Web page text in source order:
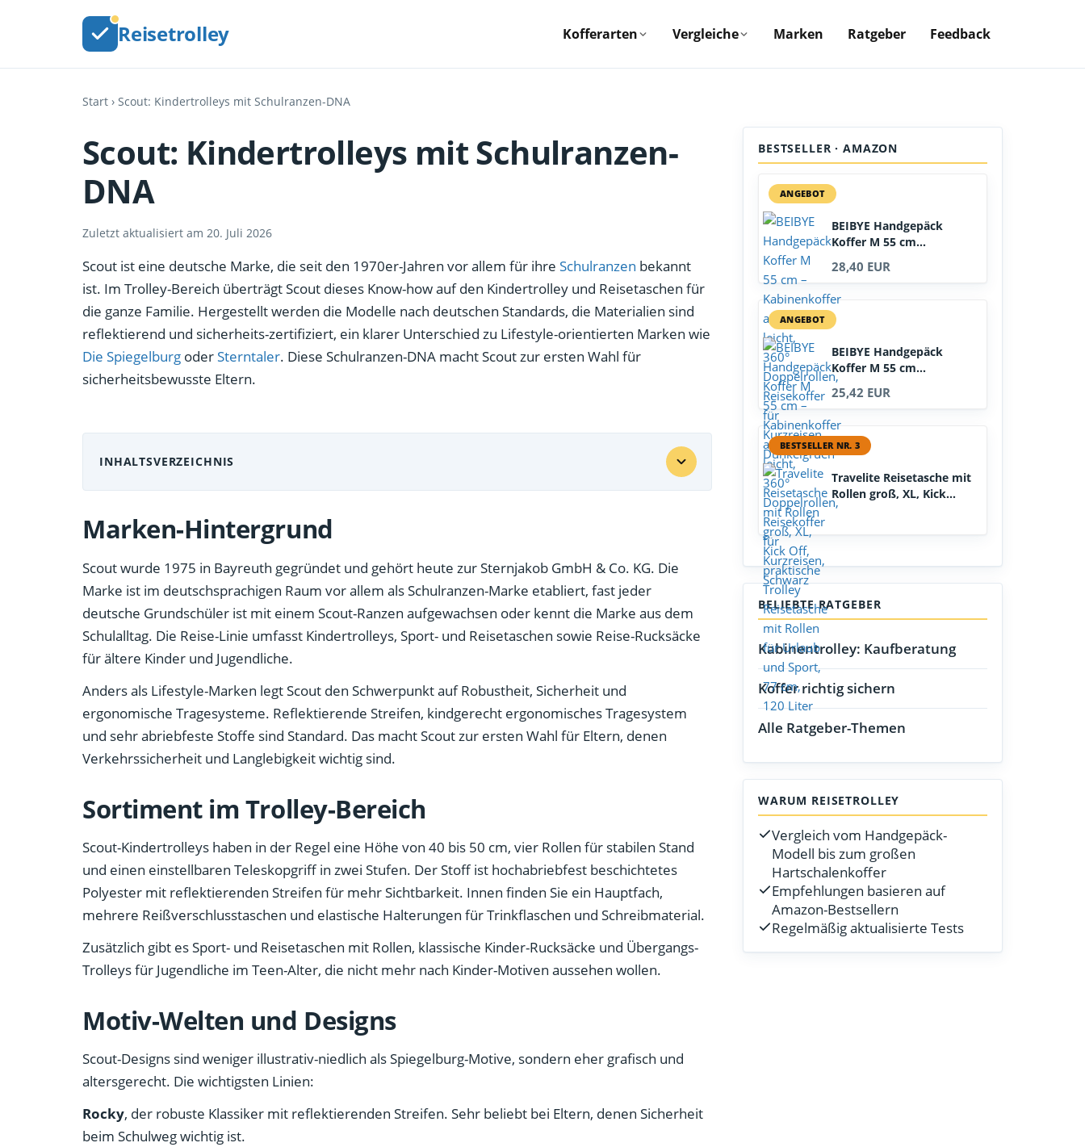
Reisetrolley Kofferarten Vergleiche Marken Ratgeber Feedback
Start › Scout: Kindertrolleys mit Schulranzen-DNA
Scout: Kindertrolleys mit Schulranzen-
DNA
Zuletzt aktualisiert am 20. Juli 2026
Scout ist eine deutsche Marke, die seit den 1970er-Jahren vor allem für ihre Schulranzen bekannt
ist. Im Trolley-Bereich überträgt Scout dieses Know-how auf den Kindertrolley und Reisetaschen für
die ganze Familie. Hergestellt werden die Modelle nach deutschen Standards, die Materialien sind
reflektierend und sicherheits-zertifiziert, ein klarer Unterschied zu Lifestyle-orientierten Marken wie
Die Spiegelburg oderSterntaler. Diese Schulranzen-DNA macht Scout zur ersten Wahl für
sicherheitsbewusste Eltern.
INHALTSVERZEICHNIS
Marken-Hintergrund
Scout wurde 1975 in Bayreuth gegründet und gehört heute zur Sternjakob GmbH & Co. KG. Die
Marke ist im deutschsprachigen Raum vor allem als Schulranzen-Marke etabliert, fast jeder
deutsche Grundschüler ist mit einem Scout-Ranzen aufgewachsen oder kennt die Marke aus dem
Schulalltag. Die Reise-Linie umfasst Kindertrolleys, Sport- und Reisetaschen sowie Reise-Rucksäcke
für ältere Kinder und Jugendliche.
Anders als Lifestyle-Marken legt Scout den Schwerpunkt auf Robustheit, Sicherheit und
ergonomische Tragesysteme. Reflektierende Streifen, kindgerecht ergonomisches Tragesystem
und sehr abriebfeste Stoffe sind Standard. Das macht Scout zur ersten Wahl für Eltern, denen
Verkehrssicherheit und Langlebigkeit wichtig sind.
Sortiment im Trolley-Bereich
Scout-Kindertrolleys haben in der Regel eine Höhe von 40 bis 50 cm, vier Rollen für stabilen Stand
und einen einstellbaren Teleskopgriff in zwei Stufen. Der Stoff ist hochabriebfest beschichtetes
Polyester mit reflektierenden Streifen für mehr Sichtbarkeit. Innen finden Sie ein Hauptfach,
mehrere Reißverschlusstaschen und elastische Halterungen für Trinkflaschen und Schreibmaterial.
Zusätzlich gibt es Sport- und Reisetaschen mit Rollen, klassische Kinder-Rucksäcke und Übergangs-
Trolleys für Jugendliche im Teen-Alter, die nicht mehr nach Kinder-Motiven aussehen wollen.
Motiv-Welten und Designs
Scout-Designs sind weniger illustrativ-niedlich als Spiegelburg-Motive, sondern eher grafisch und
altersgerecht. Die wichtigsten Linien:
Rocky, der robuste Klassiker mit reflektierenden Streifen. Sehr beliebt bei Eltern, denen Sicherheit
beim Schulweg wichtig ist.
BESTSELLER · AMAZON
ANGEBOT
BEIBYE Handgepäck
Koffer M 55 cm...
28,40 EUR
ANGEBOT
BEIBYE Handgepäck
Koffer M 55 cm...
25,42 EUR
BESTSELLER NR. 3
Travelite Reisetasche mit
Rollen groß, XL, Kick...
BELIEBTE RATGEBER
Kabinentrolley: Kaufberatung
Koffer richtig sichern
Alle Ratgeber-Themen
WARUM REISETROLLEY
Vergleich vom Handgepäck-
Modell bis zum großen
Hartschalenkoffer
Empfehlungen basieren auf
Amazon-Bestsellern
Regelmäßig aktualisierte Tests